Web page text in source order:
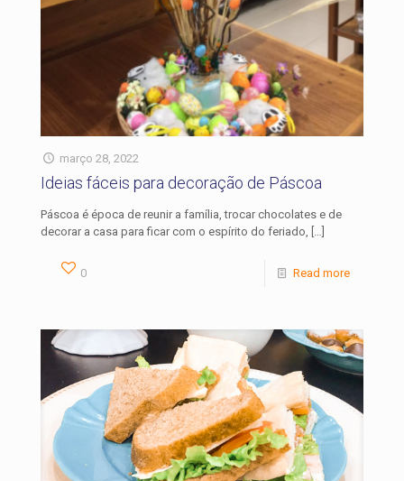
março 28, 2022
Ideias fáceis para decoração de Páscoa
Páscoa é época de reunir a família, trocar chocolates e de
decorar a casa para ficar com o espírito do feriado, […]
0 Read more